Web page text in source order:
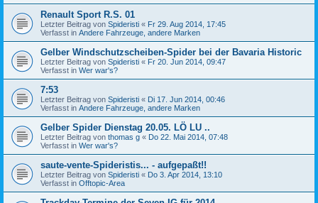
Renault Sport R.S. 01
Letzter Beitrag von Spideristi « Fr 29. Aug 2014, 17:45
Verfasst in Andere Fahrzeuge, andere Marken
Gelber Windschutzscheiben-Spider bei der Bavaria Historic
Letzter Beitrag von Spideristi « Fr 20. Jun 2014, 09:47
Verfasst in Wer war's?
7:53
Letzter Beitrag von Spideristi « Di 17. Jun 2014, 00:46
Verfasst in Andere Fahrzeuge, andere Marken
Gelber Spider Dienstag 20.05. LÖ LU ..
Letzter Beitrag von thomas g « Do 22. Mai 2014, 07:48
Verfasst in Wer war's?
saute-vente-Spideristis... - aufgepaßt!!
Letzter Beitrag von Spideristi « Do 3. Apr 2014, 13:10
Verfasst in Offtopic-Area